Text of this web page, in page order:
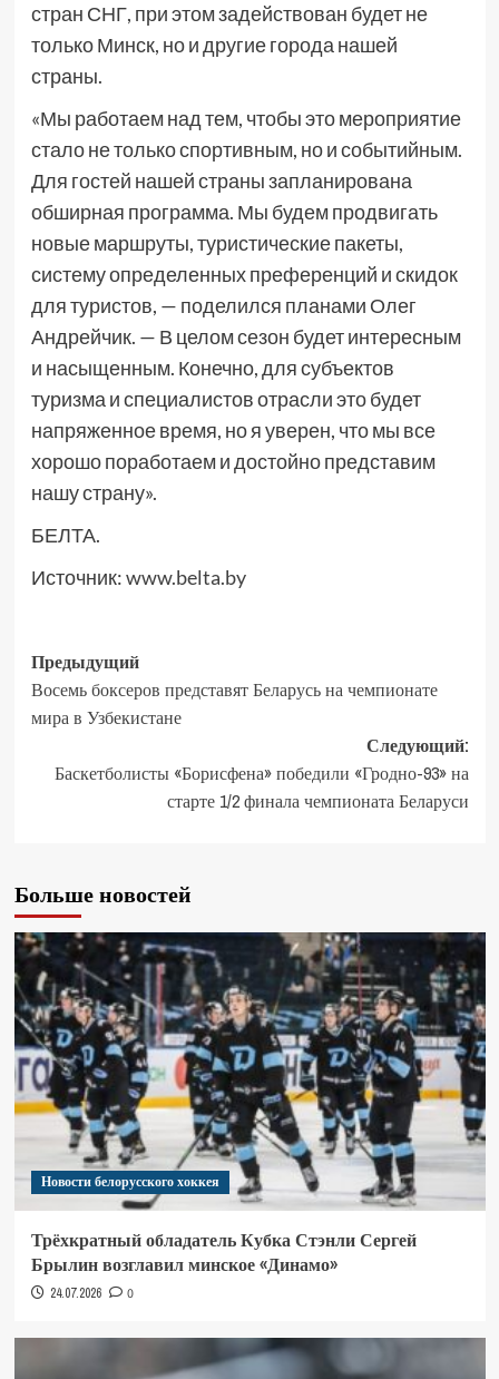
стран СНГ, при этом задействован будет не
только Минск, но и другие города нашей
страны.
«Мы работаем над тем, чтобы это мероприятие
стало не только спортивным, но и событийным.
Для гостей нашей страны запланирована
обширная программа. Мы будем продвигать
новые маршруты, туристические пакеты,
систему определенных преференций и скидок
для туристов, — поделился планами Олег
Андрейчик. — В целом сезон будет интересным
и насыщенным. Конечно, для субъектов
туризма и специалистов отрасли это будет
напряженное время, но я уверен, что мы все
хорошо поработаем и достойно представим
нашу страну».
БЕЛТА.
Источник:www.belta.by
Предыдущий
Восемь боксеров представят Беларусь на чемпионате
мира в Узбекистане
Следующий:
Баскетболисты «Борисфена» победили «Гродно-93» на
старте 1/2 финала чемпионата Беларуси
Больше новостей
Новости белорусского хоккея
Трёхкратный обладатель Кубка Стэнли Сергей
Брылин возглавил минское «Динамо»
24.07.2026 0